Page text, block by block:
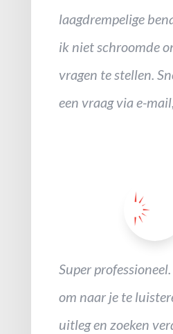
laagdrempelige
ik niet schroomde
vragen te stellen.
een vraag via e-
Super
om naar je te
uitleg en zoeken